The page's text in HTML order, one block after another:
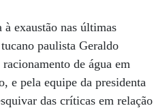
à exaustão nas últimas
paulista Geraldo
de água em
e pela equipe da presidenta
das críticas em relação